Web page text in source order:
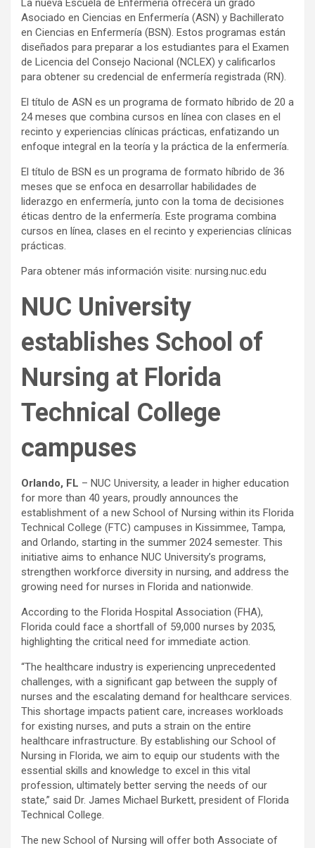
La nueva Escuela de Enfermería ofrecerá un grado
Asociado en Ciencias en Enfermería (ASN) y Bachillerato
en Ciencias en Enfermería (BSN). Estos programas están
diseñados para preparar a los estudiantes para el Examen
de Licencia del Consejo Nacional (NCLEX) y calificarlos
para obtener su credencial de enfermería registrada (RN).
El título de ASN es un programa de formato híbrido de 20 a
24 meses que combina cursos en línea con clases en el
recinto y experiencias clínicas prácticas, enfatizando un
enfoque integral en la teoría y la práctica de la enfermería.
El título de BSN es un programa de formato híbrido de 36
meses que se enfoca en desarrollar habilidades de
liderazgo en enfermería, junto con la toma de decisiones
éticas dentro de la enfermería. Este programa combina
cursos en línea, clases en el recinto y experiencias clínicas
prácticas.
Para obtener más información visite: nursing.nuc.edu
NUC University
establishes School of
Nursing at Florida
Technical College
campuses
Orlando, FL – NUC University, a leader in higher education
for more than 40 years, proudly announces the
establishment of a new School of Nursing within its Florida
Technical College (FTC) campuses in Kissimmee, Tampa,
and Orlando, starting in the summer 2024 semester. This
initiative aims to enhance NUC University’s programs,
strengthen workforce diversity in nursing, and address the
growing need for nurses in Florida and nationwide.
According to the Florida Hospital Association (FHA),
Florida could face a shortfall of 59,000 nurses by 2035,
highlighting the critical need for immediate action.
“The healthcare industry is experiencing unprecedented
challenges, with a significant gap between the supply of
nurses and the escalating demand for healthcare services.
This shortage impacts patient care, increases workloads
for existing nurses, and puts a strain on the entire
healthcare infrastructure. By establishing our School of
Nursing in Florida, we aim to equip our students with the
essential skills and knowledge to excel in this vital
profession, ultimately better serving the needs of our
state,” said Dr. James Michael Burkett, president of Florida
Technical College.
The new School of Nursing will offer both Associate of